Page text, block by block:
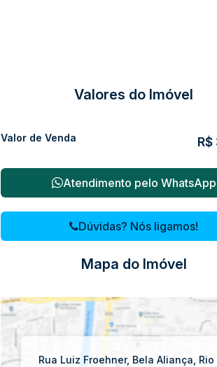
Valores do Imóvel
R$
Valor de Venda
Atendimento pelo WhatsApp
Dúvidas? Nós ligamos!
Mapa do Imóvel
Rua Luiz Froehner, Bela Aliança Rio